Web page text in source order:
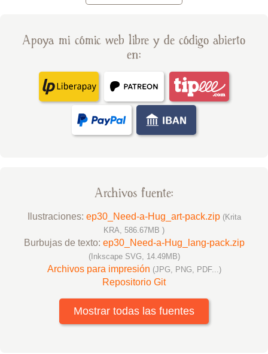
Apoya mi cómic web libre y de código abierto
en:
Archivos fuente:
Ilustraciones: ep30_Need-a-Hug_art-pack.zip (Krita
KRA, 586.67MB )
Burbujas de texto: ep30_Need-a-Hug_lang-pack.zip
(Inkscape SVG, 14.49MB)
Archivos para impresión (JPG, PNG, PDF...)
Repositorio Git
Mostrar todas las fuentes